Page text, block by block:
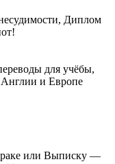
Диплом
для учёбы,
и Европе
или Выписку —